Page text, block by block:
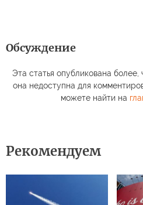
Обсуждение
Эта статья опубликована более,
она недоступна для
можете найти на
Рекомендуем